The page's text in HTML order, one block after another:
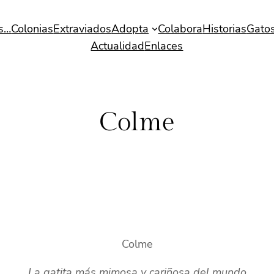
ColoniasExtraviadosAdopta ColaboraHistorias
ActualidadEnlaces
Colme
Colme